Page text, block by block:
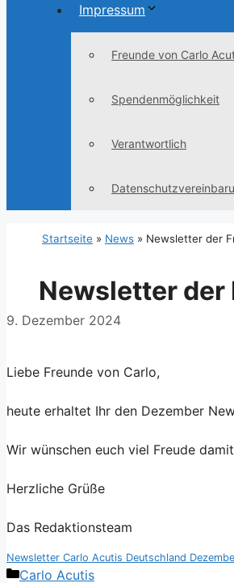
Impressum
Freunde von Carlo
Spendenmöglichkeit
Verantwortlich
Startseite » News » Newsletter der
Newsletter der
9. Dezember 2024
Liebe Freunde von Carlo,
heute erhaltet Ihr den Dezember
Wir wünschen euch viel Freude
Herzliche Grüße
Das Redaktionsteam
Newsletter Carlo Acutis Deutschland
Kategorien
Carlo Acutis